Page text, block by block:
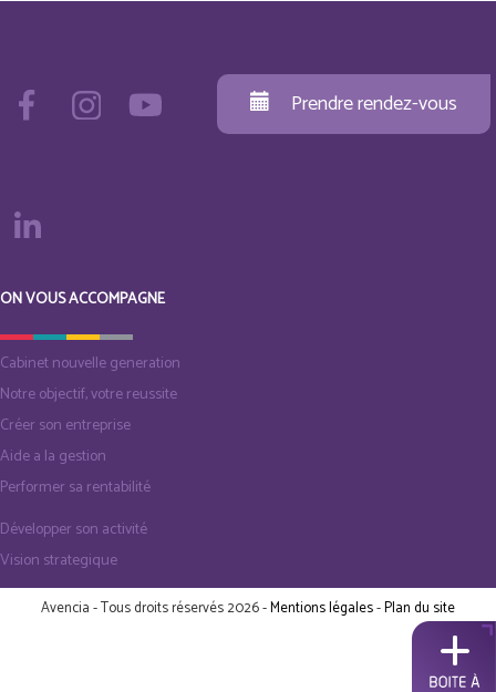
Prendre rendez-vous
ON VOUS ACCOMPAGNE
Cabinet nouvelle generation
Notre objectif, votre reussite
Créer son entreprise
Aide a la gestion
Performer sa rentabilité
Développer son activité
Vision strategique
Avencia - Tous droits réservés 2026 -Mentions légales-Plan du site